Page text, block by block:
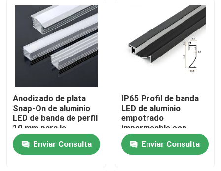
Productos
Sobre nosotros
Anodizado de plata
Snap-On de aluminio
LED de banda de perfil
10 mm para la
iluminación de
gabinetesEnviar Consulta
IP65 Profil de banda
LED de aluminio
empotrado
impermeable con
cubierta de difusor
Enviar Consulta